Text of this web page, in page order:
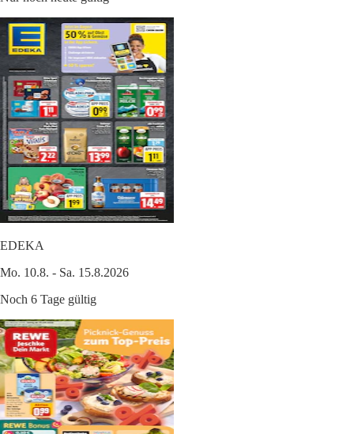
EDEKA
Mo. 10.8. - Sa. 15.8.2026
Noch 6 Tage gültig